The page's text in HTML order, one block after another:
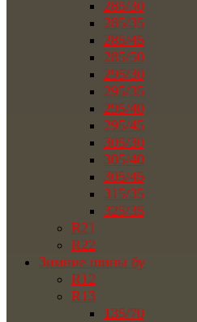
285/30
285/35
285/45
285/50
295/30
295/35
295/40
295/45
305/30
305/40
305/45
315/35
325/35
R21
R22
Зимние шины бу
R12
R13
135/70